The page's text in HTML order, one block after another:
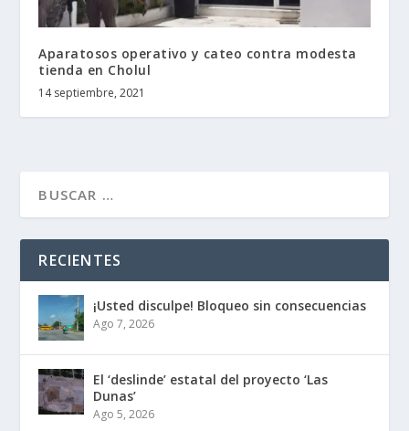
Aparatosos operativo y cateo contra modesta
tienda en Cholul
14 septiembre, 2021
RECIENTES
¡Usted disculpe! Bloqueo sin consecuencias
Ago 7, 2026
El ‘deslinde’ estatal del proyecto ‘Las
Dunas’
Ago 5, 2026